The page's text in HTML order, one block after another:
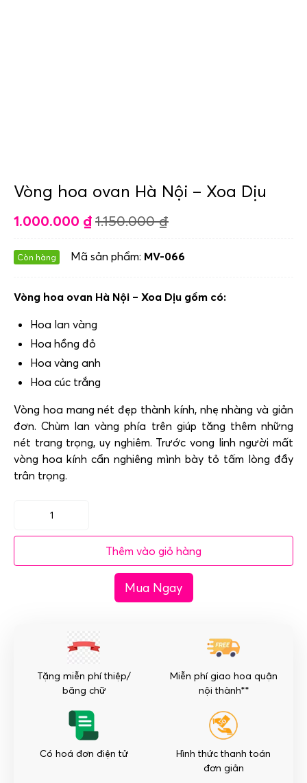
Vòng hoa ovan Hà Nội – Xoa Dịu
1.000.000 ₫ 1.150.000₫
Còn hàng Mã sản phẩm: MV-066
Vòng hoa ovan Hà Nội – Xoa Dịu gồm có:
Hoa lan vàng
Hoa hồng đỏ
Hoa vàng anh
Hoa cúc trắng
Vòng hoa mang nét đẹp thành kính, nhẹ nhàng và giản
đơn. Chùm lan vàng phía trên giúp tăng thêm những
nét trang trọng, uy nghiêm. Trước vong linh người mất
vòng hoa kính cẩn nghiêng mình bày tỏ tấm lòng đầy
trân trọng.
Vòng
hoa
lượng
Thêm vào giỏ hàng
Mua Ngay
Tặng miễn phí thiệp/
băng chữ
Miễn phí giao hoa quận
nội thành**
Có hoá đơn điện tử
Hình thức thanh toán
đơn giản